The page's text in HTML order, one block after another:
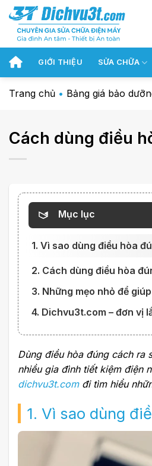
Chuyển
đến
dung
GIỚI THIỆU SỬA CHỮA
Trang chủ • Bảng giá bảo
Cách dùng điều
Mục lục
1. Vì sao dùng điều hòa
2. Cách dùng điều hòa
3. Những mẹo nhỏ để
4. Dichvu3t.com – đơn vị
Dùng điều hòa đúng cách ra
nhiều gia đình tiết kiệm điện
dichvu3t.comđi tìm hiểu
1. Vì sao dùng